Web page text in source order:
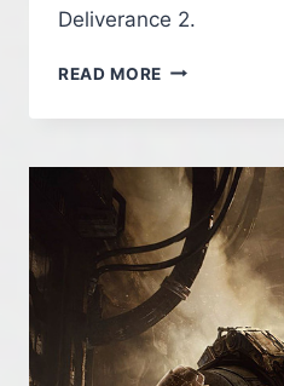
Deliverance 2.
READ MORE HLAS
DO
PRESTIŽNÍ
ANKETY
SE
DOSTALO
PĚT
HER,
ALE
BOHUŽEL
NE